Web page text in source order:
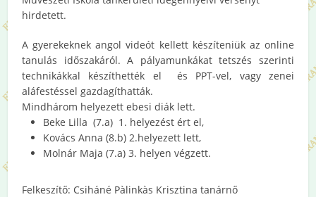
hirdetett.
A gyerekeknek angol videót kellett készíteniük az online
tanulás időszakáról. A pályamunkákat tetszés szerinti
technikákkal készíthették el és PPT-vel, vagy zenei
aláfestéssel gazdagíthatták.
Mindhárom helyezett ebesi diák lett.
Beke Lilla (7.a) 1. helyezést ért el,
Kovács Anna (8.b) 2.helyezett lett,
Molnár Maja (7.a) 3. helyen végzett.
Felkeszítő: Csiháné Pàlinkàs Krisztina tanárnő